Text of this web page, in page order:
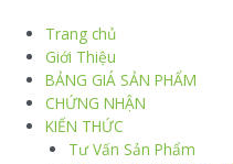
Trang chủ
Giới Thiệu
BẢNG GIÁ SẢN PHẨM
CHỨNG NHẬN
KIẾN THỨC
Tư Vấn Sản Phẩm